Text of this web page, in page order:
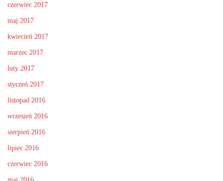
czerwiec 2017
maj 2017
kwiecień 2017
marzec 2017
luty 2017
styczeń 2017
listopad 2016
wrzesień 2016
sierpień 2016
lipiec 2016
czerwiec 2016